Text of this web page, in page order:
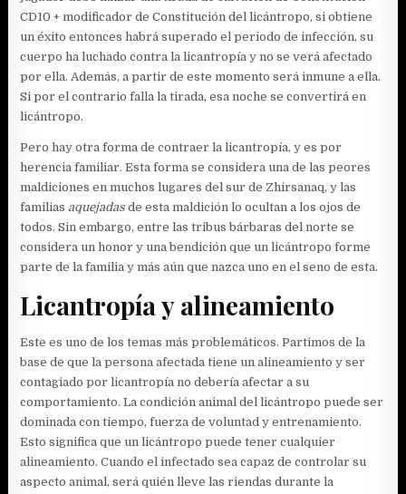
CD10 + modificador de Constitución del licántropo, si obtiene
un éxito entonces habrá superado el periodo de infección, su
cuerpo ha luchado contra la licantropía y no se verá afectado
por ella. Además, a partir de este momento será inmune a ella.
Si por el contrario falla la tirada, esa noche se convertirá en
licántropo.
Pero hay otra forma de contraer la licantropía, y es por
herencia familiar. Esta forma se considera una de las peores
maldiciones en muchos lugares del sur de Zhirsanaq, y las
familias aquejadas de esta maldición lo ocultan a los ojos de
todos. Sin embargo, entre las tribus bárbaras del norte se
considera un honor y una bendición que un licántropo forme
parte de la familia y más aún que nazca uno en el seno de esta.
Licantropía y alineamiento
Este es uno de los temas más problemáticos. Partimos de la
base de que la persona afectada tiene un alineamiento y ser
contagiado por licantropía no debería afectar a su
comportamiento. La condición animal del licántropo puede ser
dominada con tiempo, fuerza de voluntad y entrenamiento.
Esto significa que un licántropo puede tener cualquier
alineamiento. Cuando el infectado sea capaz de controlar su
aspecto animal, será quién lleve las riendas durante la